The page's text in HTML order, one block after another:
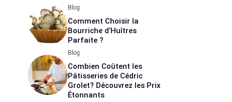
Blog
Comment Choisir la
Bourriche d’Huîtres
Parfaite ?
Blog
Combien Coûtent les
Pâtisseries de Cédric
Grolet? Découvrez les Prix
Étonnants